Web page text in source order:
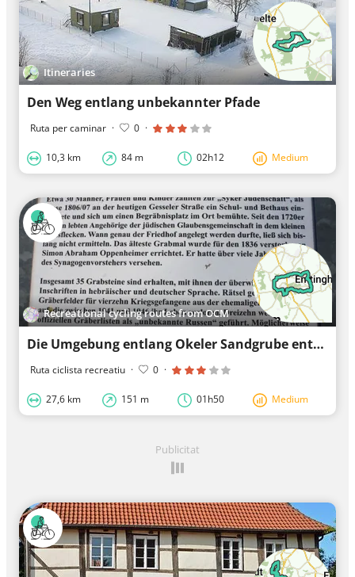
Itineraries
Den Weg entlang unbekannter Pfade
Ruta per caminar · 0 ·
10,3 km 84 m 02h12 Medium
Recreational cycling routes from OCM
Die Umgebung entlang Okeler Sandgrube entdecken
Ruta ciclista recreatiu · 0 ·
27,6 km 151 m 01h50 Medium
Publicitat